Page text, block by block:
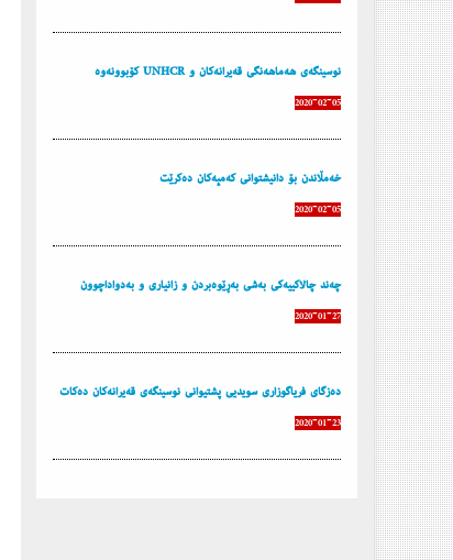
نوسینگەى هەماهەنگى قەیرانەکان و UNHCR کۆبوونەوە
2020-02-05
خەمڵاندن بۆ دانیشتوانى کەمپەکان دەکرێت
2020-02-05
چه‌ند چالاكییه‌كی به‌شی بەڕێوەبردن و زانیاری و بەدواداچوون
2020-01-27
ده‌زگای فریاگوزاری سویدیی پشتیوانی نوسینگه‌ی قه‌یرانه‌كان ده‌كات
2020-01-23